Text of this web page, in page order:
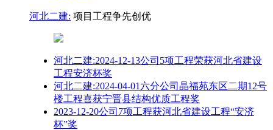
河北二建: 项目工程争先创优
河北二建:2024-12-13公司5项工程荣获河北省建设
工程安济杯奖
河北二建:2024-04-01六分公司晶福苑东区二期12号
楼工程喜获宁晋县结构优质工程奖
2023-12-20公司7项工程获河北省建设工程“安济
杯”奖